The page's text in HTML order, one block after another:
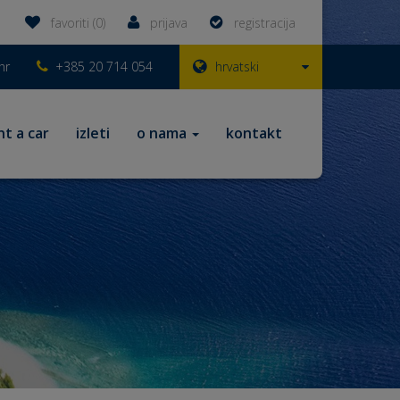
registracija
prijava
favoriti (0)
hrvatski
+385 20 714 054
a car izleti o nama kontakt